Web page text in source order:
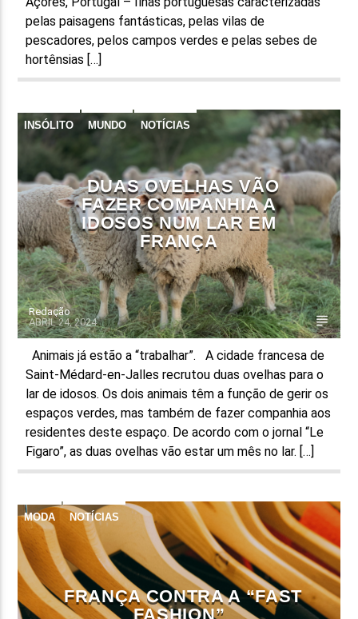
pelas paisagens fantásticas, pelas vilas de
pescadores, pelos campos verdes e pelas sebes de
hortênsias […]
INSÓLITO MUNDO NOTÍCIAS
DUAS OVELHAS VÃO
FAZER COMPANHIA A
IDOSOS NUM LAR EM
FRANÇA
Redação
ABRIL 24, 2024
Animais já estão a “trabalhar”. A cidade francesa de
Saint-Médard-en-Jalles recrutou duas ovelhas para o
lar de idosos. Os dois animais têm a função de gerir os
espaços verdes, mas também de fazer companhia aos
residentes deste espaço. De acordo com o jornal “Le
Figaro”, as duas ovelhas vão estar um mês no lar. […]
MODA NOTÍCIAS
FRANÇA CONTRA A “FAST
FASHION”